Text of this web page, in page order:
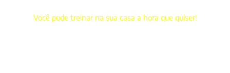
Você pode treinar na sua casa a hora que quiser!